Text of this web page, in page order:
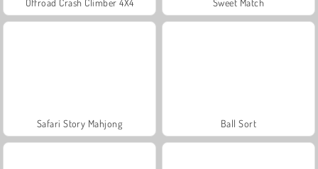
Safari Story Mahjong Ball Sort